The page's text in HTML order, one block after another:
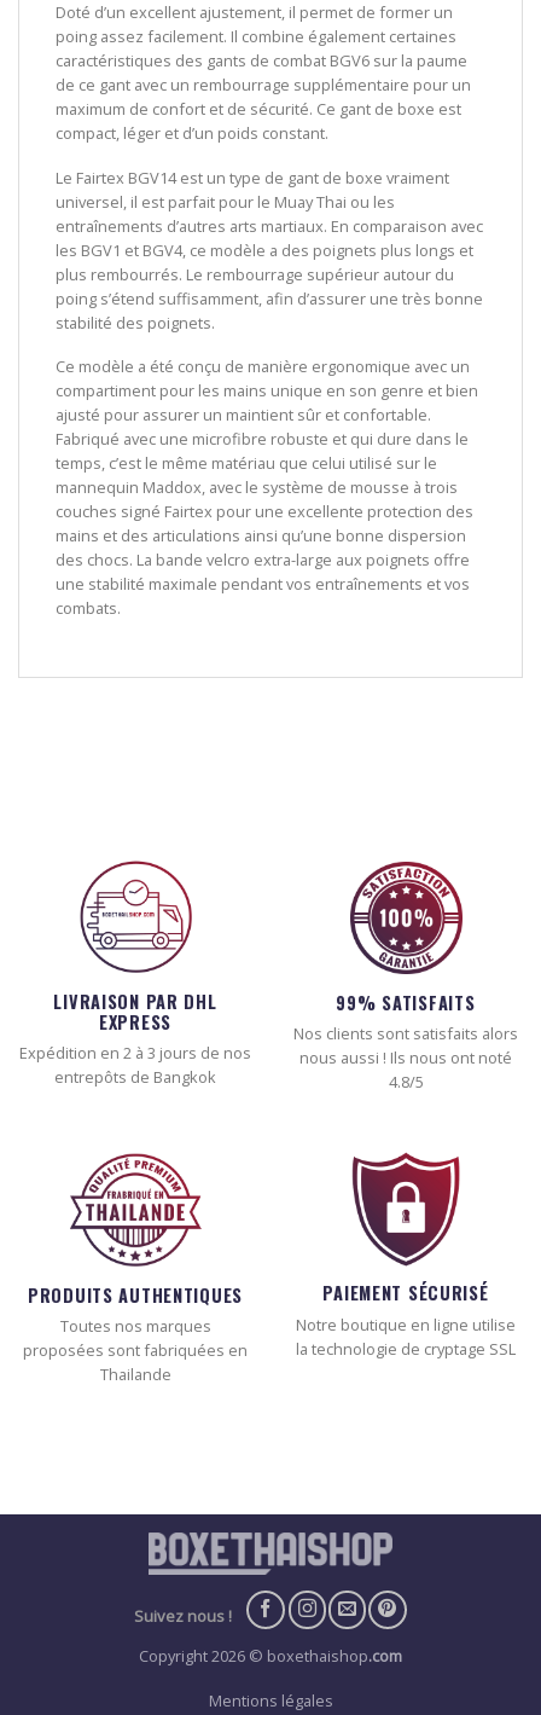
Doté d’un excellent ajustement, il permet de former un
poing assez facilement. Il combine également certaines
caractéristiques des gants de combat BGV6 sur la paume
de ce gant avec un rembourrage supplémentaire pour un
maximum de confort et de sécurité. Ce gant de boxe est
compact, léger et d’un poids constant.
Le Fairtex BGV14 est un type de gant de boxe vraiment
universel, il est parfait pour le Muay Thai ou les
entraînements d’autres arts martiaux. En comparaison avec
les BGV1 et BGV4, ce modèle a des poignets plus longs et
plus rembourrés. Le rembourrage supérieur autour du
poing s’étend suffisamment, afin d’assurer une très bonne
stabilité des poignets.
Ce modèle a été conçu de manière ergonomique avec un
compartiment pour les mains unique en son genre et bien
ajusté pour assurer un maintient sûr et confortable.
Fabriqué avec une microfibre robuste et qui dure dans le
temps, c’est le même matériau que celui utilisé sur le
mannequin Maddox, avec le système de mousse à trois
couches signé Fairtex pour une excellente protection des
mains et des articulations ainsi qu’une bonne dispersion
des chocs. La bande velcro extra-large aux poignets offre
une stabilité maximale pendant vos entraînements et vos
combats.
LIVRAISON PAR DHL
EXPRESS
Expédition en 2 à 3 jours de nos
entrepôts de Bangkok
99% SATISFAITS
Nos clients sont satisfaits alors
nous aussi ! Ils nous ont noté
4.8/5
PRODUITS AUTHENTIQUES
Toutes nos marques
proposées sont fabriquées en
Thailande
PAIEMENT SÉCURISÉ
Notre boutique en ligne utilise
la technologie de cryptage SSL
Suivez nous !
Copyright 2026 © boxethaishop.com
Mentions légales